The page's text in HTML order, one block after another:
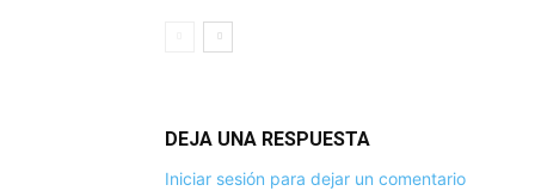
DEJA UNA RESPUESTA
Iniciar sesión para dejar un comentario